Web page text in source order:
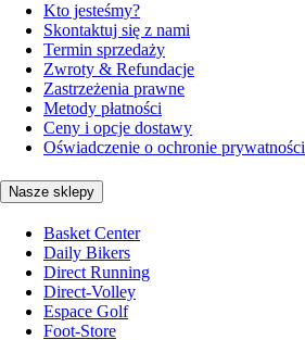
Kto jesteśmy?
Skontaktuj się z nami
Termin sprzedaży
Zwroty & Refundacje
Zastrzeżenia prawne
Metody płatności
Ceny i opcje dostawy
Oświadczenie o ochronie prywatności
Nasze sklepy
Basket Center
Daily Bikers
Direct Running
Direct-Volley
Espace Golf
Foot-Store